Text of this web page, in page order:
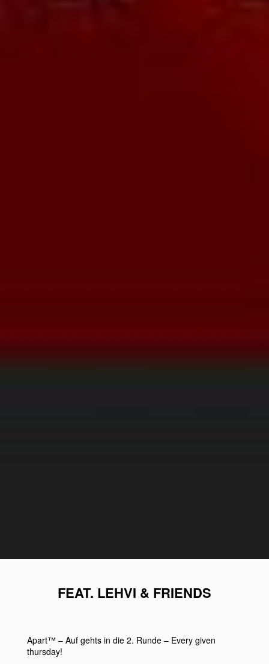
FEAT. LEHVI & FRIENDS
Apart™ – Auf gehts in die 2. Runde – Every given
thursday!